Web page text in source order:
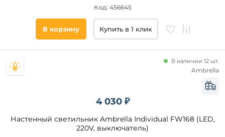
Код: 456645
В корзину Купить в 1 клик
4 030 ₽
Настенный светильник Ambrella Individual FW168 (LED,
220V, выключатель)
В наличии 12 шт.
Ambrella